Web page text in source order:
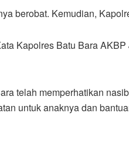
berobat. Kemudian,
Kapolres Batu Bara
telah memperhatikan
untuk anaknya dan